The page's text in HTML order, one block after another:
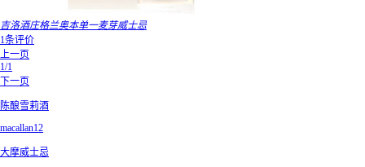
吉洛酒庄格兰奥本单一麦芽威士忌
1条评价
上一页
1/1
下一页
陈酿雪莉酒
macallan12
大摩威士忌